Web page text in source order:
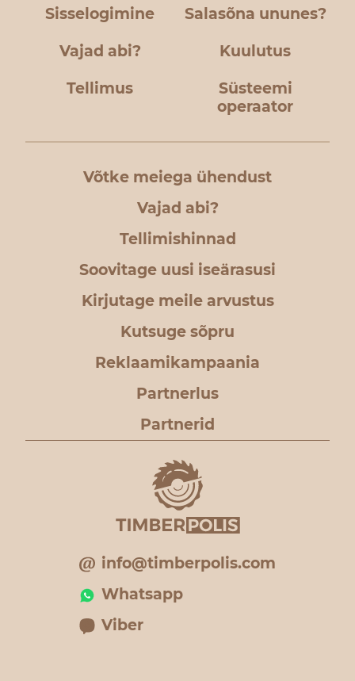
Sisselogimine Salasõna ununes?
Vajad abi? Kuulutus
Tellimus
Süsteemi
operaator
Võtke meiega ühendust
Vajad abi?
Tellimishinnad
Soovitage uusi iseärasusi
Kirjutage meile arvustus
Kutsuge sõpru
Reklaamikampaania
Partnerlus
Partnerid
info@timberpolis.com
Whatsapp
Viber